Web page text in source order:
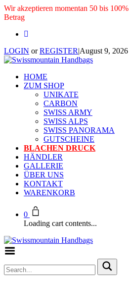
Wir akzeptieren momentan 50 bis
Betrag
LOGIN orREGISTER|August 9, 2026
HOME
ZUM SHOP
UNIKATE
CARBON
SWISS ARMY
SWISS ALPS
SWISS PANORAMA
GUTSCHEINE
BLACHEN DRUCK
HÄNDLER
GALLERIE
ÜBER UNS
KONTAKT
WARENKORB
0
Loading cart contents...